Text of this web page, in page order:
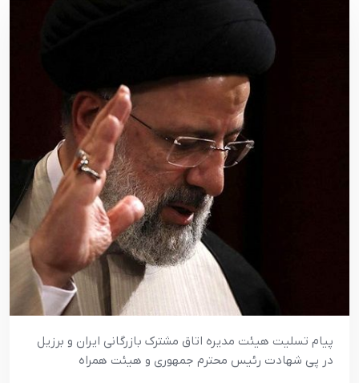
پیام تسلیت هیئت مدیره اتاق مشترک بازرگانی ایران و برزیل
در پی شهادت رئیس محترم جمهوری و هیئت همراه